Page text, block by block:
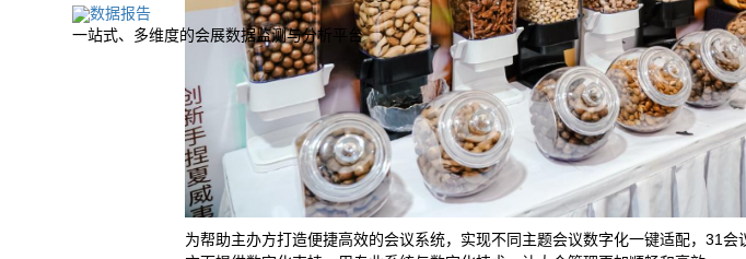
数据报告
一站式、多维度的会展数据监测与分析平台
为帮助主办方打造便捷高效的会议系统，实现不同主题会议数字化一键适配，31